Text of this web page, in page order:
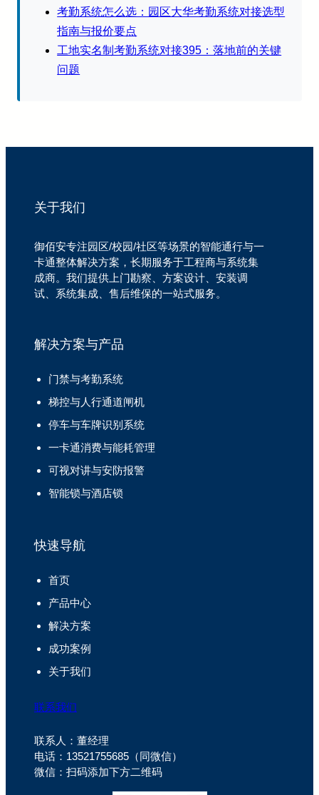
考勤系统怎么选：园区大华考勤系统对接选型
指南与报价要点
工地实名制考勤系统对接395：落地前的关键
问题
关于我们
御佰安专注园区/校园/社区等场景的智能通行与一
卡通整体解决方案，长期服务于工程商与系统集
成商。我们提供上门勘察、方案设计、安装调
试、系统集成、售后维保的一站式服务。
解决方案与产品
门禁与考勤系统
梯控与人行通道闸机
停车与车牌识别系统
一卡通消费与能耗管理
可视对讲与安防报警
智能锁与酒店锁
快速导航
首页
产品中心
解决方案
成功案例
关于我们
联系我们
联系人：董经理
电话：13521755685（同微信）
微信：扫码添加下方二维码